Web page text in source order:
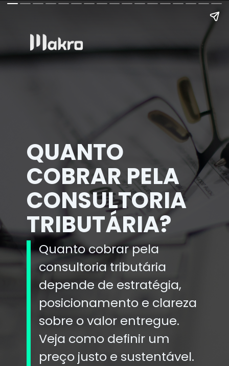
QUANTO
COBRAR PELA
CONSULTORIA
TRIBUTÁRIA?
Quanto cobrar pela
consultoria tributária
depende de estratégia,
posicionamento e clareza
sobre o valor entregue.
Veja como definir um
preço justo e sustentável.